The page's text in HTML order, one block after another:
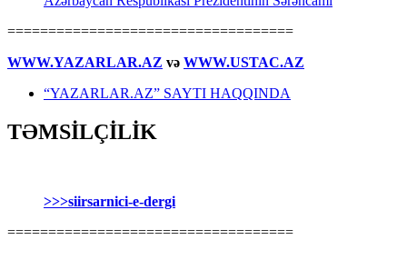
===================================
WWW.YAZARLAR.AZ və WWW.USTAC.AZ
“YAZARLAR.AZ” SAYTI HAQQINDA
TƏMSİLÇİLİK
>>>siirsarnici-e-dergi
===================================